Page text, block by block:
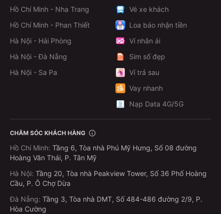
Bạn đang tìm cách đặt vé xe khách online nhanh chóng,
tiện lợi và không cần phải ra bến? Ứng dụng/website
MoMo là lựa chọn hoàn hảo dành cho bạn! Với vài thao
tác đơn giản, bạn đã có thể đặt vé xe, thanh toán dễ
dàng và được hỗ trợ tận tình trong suốt hành trình.
Chỉ cần điện thoại có kết nối internet, bạn có thể đặt vé
Ngoài ra, bạn có thểmua vé xe khách
Bước 2: Nhập thông tin hành trình
Chọn điểm đi, điểm đến, ngày đi, số ghế,…
Hồ Chí Minh - Nha Trang
Hồ Chí Minh - Phan Thiết
Hà Nội - Hải Phòng
Hà Nội - Đà Nẵng
Hà Nội - Sa Pa
Vé xe khách
Loa báo nhận tiền
Ví nhân ái
Sim số đẹp
Ví trả sau
Vay nhanh
Nạp Data 4G/5G
CHĂM SÓC KHÁCH HÀNG
Hồ Chí Minh: Tầng 6, Tòa nhà Phú Mỹ Hưng, Số 08 đường
Hoàng Văn Thái, P. Tân Mỹ
Hà Nội: Tầng 20, Tòa nhà Peakview Tower, Số 36 Phố Hoàng
Cầu, P. Ô Chợ Dừa
Đà Nẵng: Tầng 3, Tòa nhà DMT, Số 484-486 đường 2/9, P.
Hòa Cường